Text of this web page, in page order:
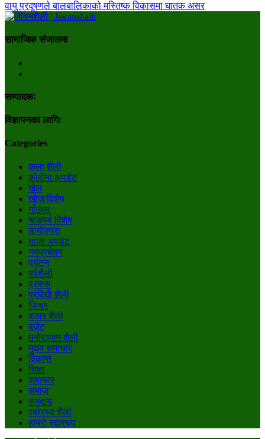
वायु प्रदूषणले बालबालिकाको मस्तिष्क विकासमा घातक असर
सामाजिक संजालमा
सम्पादकः
विज्ञापनका लागिः
Categories
कला शैली
कोरोना अपडेट
खेल
खोज/विशेष
गाँउघर
चाडपर्व विशेष
डायाेस्परा
ताजा अपडेट
नवप्रर्बतन
पर्यटन
पर्वशैली
प्रवास
प्रविधी शैली
फिचर
बजार शैली
बजेट
मनाेरञ्जन शैली
मुख्य समाचार
विकास
शिक्षा
समाचार
समाज
समुदाय
स्वास्थ्य शैली
हाम्राे स्वास्थ्य